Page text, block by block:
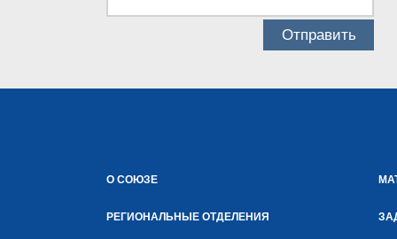
О СОЮЗЕ
РЕГИОНАЛЬНЫЕ ОТДЕЛЕНИЯ